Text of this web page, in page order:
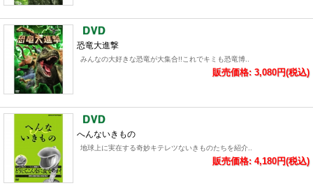
恐竜大進撃
みんなの大好きな恐竜が大集合!!これでキミも恐竜博..
販売価格: 3,080円(税込)
へんないきもの
地球上に実在する奇妙キテレツないきものたちを紹介..
販売価格: 4,180円(税込)